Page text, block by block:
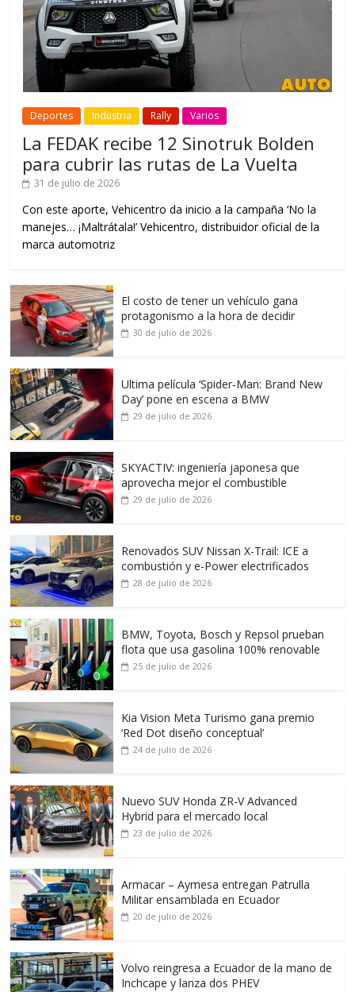
Deportes Industria Rally Varios
La FEDAK recibe 12 Sinotruk Bolden
para cubrir las rutas de La Vuelta
31 de julio de 2026
Con este aporte, Vehicentro da inicio a la campaña ‘No la
manejes… ¡Maltrátala!’ Vehicentro, distribuidor oficial de la
marca automotriz
El costo de tener un vehículo gana
protagonismo a la hora de decidir
30 de julio de 2026
Ultima película ‘Spider‑Man: Brand New
Day’ pone en escena a BMW
29 de julio de 2026
SKYACTIV: ingeniería japonesa que
aprovecha mejor el combustible
29 de julio de 2026
Renovados SUV Nissan X-Trail: ICE a
combustión y e-Power electrificados
28 de julio de 2026
BMW, Toyota, Bosch y Repsol prueban
flota que usa gasolina 100% renovable
25 de julio de 2026
Kia Vision Meta Turismo gana premio
‘Red Dot diseño conceptual’
24 de julio de 2026
Nuevo SUV Honda ZR-V Advanced
Hybrid para el mercado local
23 de julio de 2026
Armacar – Aymesa entregan Patrulla
Militar ensamblada en Ecuador
20 de julio de 2026
Volvo reingresa a Ecuador de la mano de
Inchcape y lanza dos PHEV